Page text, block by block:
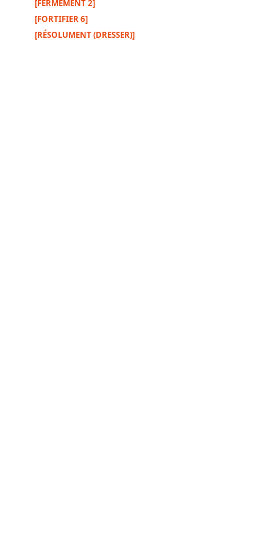
[FERMEMENT 2]
[FORTIFIER 6]
[RÉSOLUMENT (DRESSER)]